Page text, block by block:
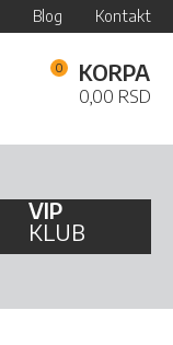
Blog Kontakt
KORPA
0,00 RSD
VIP
KLUB